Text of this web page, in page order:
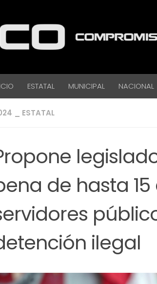
ESTATAL MUNICIPAL NACIONAL
_ ESTATAL
de hasta
ilegal